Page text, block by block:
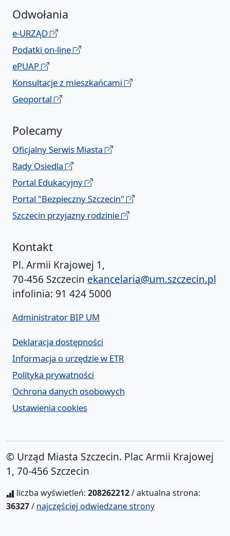
Odwołania
e-URZĄD
Podatki on-line
ePUAP
Konsultacje z mieszkańcami
Geoportal
Polecamy
Oficjalny Serwis Miasta
Rady Osiedla
Portal Edukacyjny
Portal "Bezpieczny Szczecin"
Szczecin przyjazny rodzinie
Kontakt
Pl. Armii Krajowej 1,
70-456 Szczecin ekancelaria@um.szczecin.pl
infolinia: 91 424 5000
Administrator BIP UM
Deklaracja dostępności
Informacja o urzędzie w ETR
Polityka prywatności
Ochrona danych osobowych
Ustawienia cookies
© Urząd Miasta Szczecin. Plac Armii Krajowej
1, 70-456 Szczecin
liczba wyświetleń: 208262212/ aktualna strona:
36327/ najczęściej odwiedzane strony